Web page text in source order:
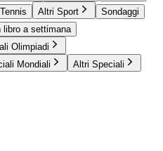
Tennis Altri Sport
Sondaggi
libro a settimana
Olimpiadi
Mondiali Altri Speciali